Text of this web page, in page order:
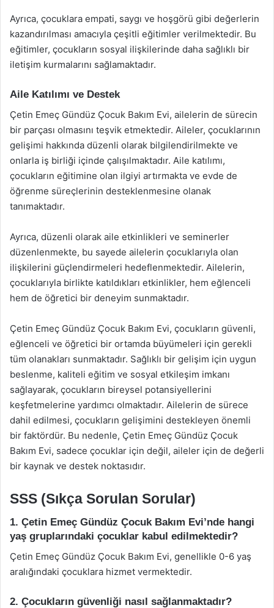
Ayrıca, çocuklara empati, saygı ve hoşgörü gibi değerlerin
kazandırılması amacıyla çeşitli eğitimler verilmektedir. Bu
eğitimler, çocukların sosyal ilişkilerinde daha sağlıklı bir
iletişim kurmalarını sağlamaktadır.
Aile Katılımı ve Destek
Çetin Emeç Gündüz Çocuk Bakım Evi, ailelerin de sürecin
bir parçası olmasını teşvik etmektedir. Aileler, çocuklarının
gelişimi hakkında düzenli olarak bilgilendirilmekte ve
onlarla iş birliği içinde çalışılmaktadır. Aile katılımı,
çocukların eğitimine olan ilgiyi artırmakta ve evde de
öğrenme süreçlerinin desteklenmesine olanak
tanımaktadır.
Ayrıca, düzenli olarak aile etkinlikleri ve seminerler
düzenlenmekte, bu sayede ailelerin çocuklarıyla olan
ilişkilerini güçlendirmeleri hedeflenmektedir. Ailelerin,
çocuklarıyla birlikte katıldıkları etkinlikler, hem eğlenceli
hem de öğretici bir deneyim sunmaktadır.
Çetin Emeç Gündüz Çocuk Bakım Evi, çocukların güvenli,
eğlenceli ve öğretici bir ortamda büyümeleri için gerekli
tüm olanakları sunmaktadır. Sağlıklı bir gelişim için uygun
beslenme, kaliteli eğitim ve sosyal etkileşim imkanı
sağlayarak, çocukların bireysel potansiyellerini
keşfetmelerine yardımcı olmaktadır. Ailelerin de sürece
dahil edilmesi, çocukların gelişimini destekleyen önemli
bir faktördür. Bu nedenle, Çetin Emeç Gündüz Çocuk
Bakım Evi, sadece çocuklar için değil, aileler için de değerli
bir kaynak ve destek noktasıdır.
SSS (Sıkça Sorulan Sorular)
1. Çetin Emeç Gündüz Çocuk Bakım Evi’nde hangi
yaş gruplarındaki çocuklar kabul edilmektedir?
Çetin Emeç Gündüz Çocuk Bakım Evi, genellikle 0-6 yaş
aralığındaki çocuklara hizmet vermektedir.
2. Çocukların güvenliği nasıl sağlanmaktadır?